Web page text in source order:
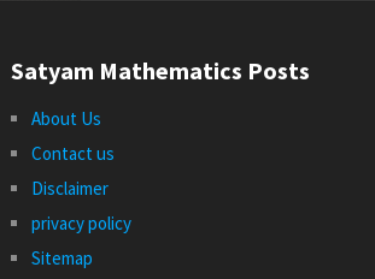
Satyam Mathematics Posts
About Us
Contact us
Disclaimer
privacy policy
Sitemap